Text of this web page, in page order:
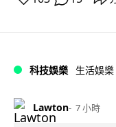
科技娛樂 生活娛樂
Lawton 7 小時